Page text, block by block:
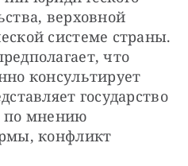
верховной
системе страны.
что
консультирует
государство
по мнению
конфликт